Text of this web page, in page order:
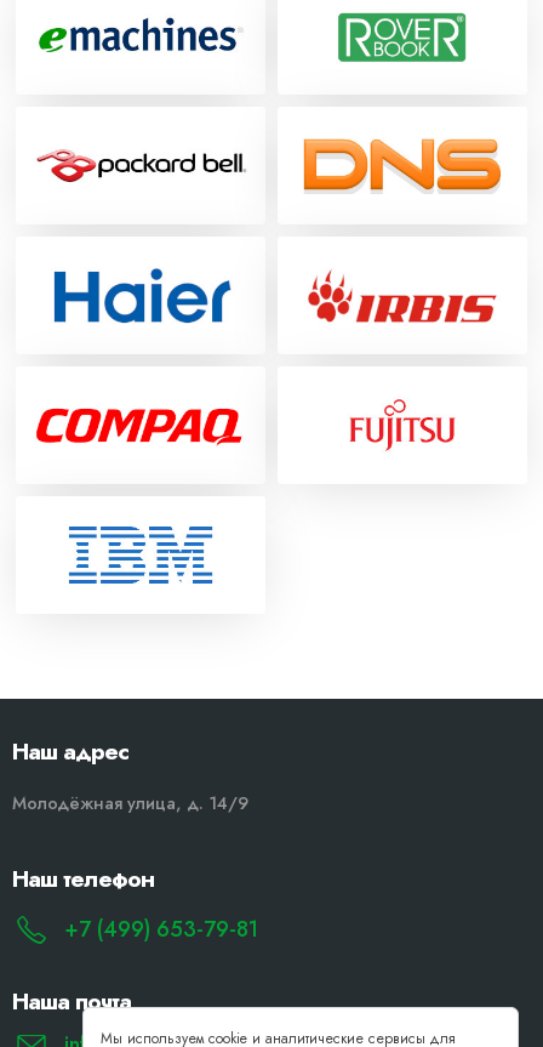
Наш адрес
Молодёжная улица, д. 14/9
Наш телефон
+7 (499) 653-79-81
Наша почта
Мы используем cookie и аналитические сервисы для